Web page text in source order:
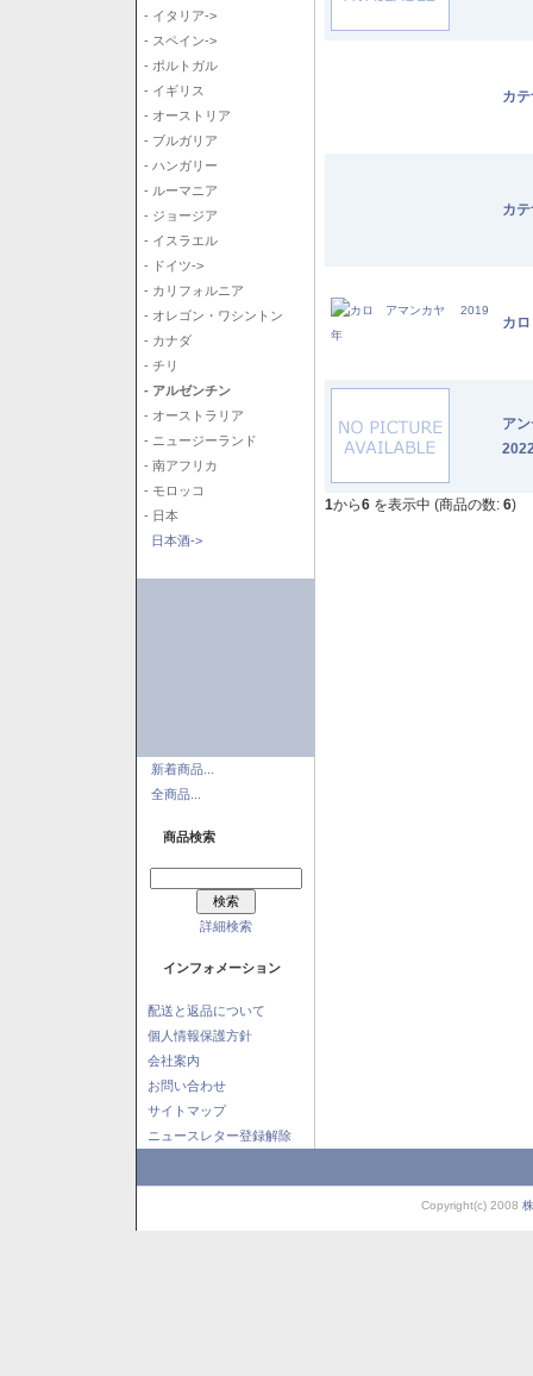
- イタリア->
- スペイン->
- ポルトガル
- イギリス
- オーストリア
- ブルガリア
- ハンガリー
- ルーマニア
- ジョージア
- イスラエル
- ドイツ->
- カリフォルニア
- オレゴン・ワシントン
- カナダ
- チリ
- アルゼンチン
- オーストラリア
- ニュージーランド
- 南アフリカ
- モロッコ
- 日本
日本酒->
新着商品...
全商品...
商品検索
詳細検索
インフォメーション
配送と返品について
個人情報保護方針
会社案内
お問い合わせ
サイトマップ
ニュースレター登録解除
カ
カ
カ
ア
1から6 を表示中 (商品の数: 6)
Copyright(c) 2008